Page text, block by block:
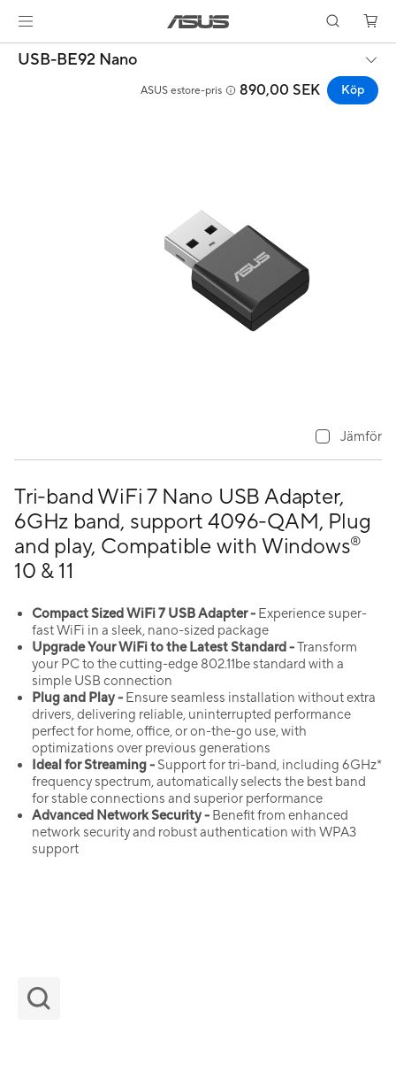
USB-BE92 Nano
ASUS estore-pris 890,00 SEK Köp
Tri-band WiFi 7 Nano USB Adapter,
6GHz band, support 4096-QAM, Plug
and play, Compatible with Windows®
10 & 11
Compact SizedWiFi7 USB Adapter - Experience super-
fast WiFi in a sleek, nano-sized package
Upgrade YourWiFito the Latest Standard -Transform
your PC to the cutting-edge 802.11be standard with a
simple USB connection
Plug and Play - Ensure seamless installation without extra
drivers, delivering reliable, uninterrupted performance
perfect for home, office, or on-the-go use, with
optimizations over previous generations
Ideal for Streaming - Support for tri-band, including 6GHz*
frequency spectrum, automatically selects the best band
for stable connections and superior performance
Advanced Network Security - Benefit from enhanced
network security and robust authentication with WPA3
support
Jämför